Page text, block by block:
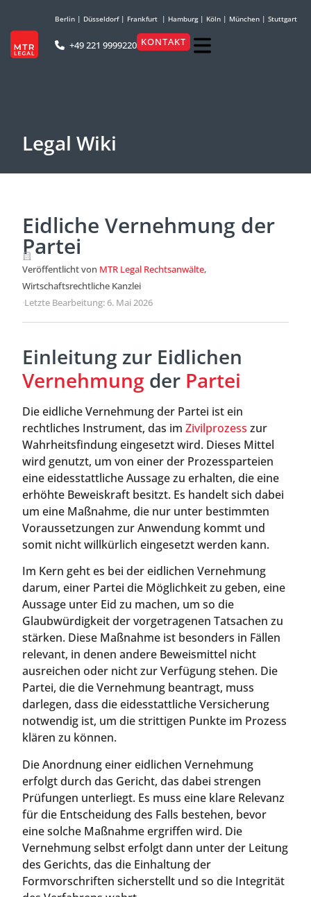
Berlin | Düsseldorf| Frankfurt | Hamburg| Köln | München | Stuttgart
+49 221 9999220 KONTAKT
Legal Wiki
Eidliche Vernehmung der
Partei
Veröffentlicht von MTR Legal Rechtsanwälte,
Wirtschaftsrechtliche Kanzlei
·Letzte Bearbeitung: 6. Mai 2026
Einleitung zur Eidlichen
Vernehmung der Partei
Die eidliche Vernehmung der Partei ist ein
rechtliches Instrument, das im Zivilprozess zur
Wahrheitsfindung eingesetzt wird. Dieses Mittel
wird genutzt, um von einer der Prozessparteien
eine eidesstattliche Aussage zu erhalten, die eine
erhöhte Beweiskraft besitzt. Es handelt sich dabei
um eine Maßnahme, die nur unter bestimmten
Voraussetzungen zur Anwendung kommt und
somit nicht willkürlich eingesetzt werden kann.
Im Kern geht es bei der eidlichen Vernehmung
darum, einer Partei die Möglichkeit zu geben, eine
Aussage unter Eid zu machen, um so die
Glaubwürdigkeit der vorgetragenen Tatsachen zu
stärken. Diese Maßnahme ist besonders in Fällen
relevant, in denen andere Beweismittel nicht
ausreichen oder nicht zur Verfügung stehen. Die
Partei, die die Vernehmung beantragt, muss
darlegen, dass die eidesstattliche Versicherung
notwendig ist, um die strittigen Punkte im Prozess
klären zu können.
Die Anordnung einer eidlichen Vernehmung
erfolgt durch das Gericht, das dabei strengen
Prüfungen unterliegt. Es muss eine klare Relevanz
für die Entscheidung des Falls bestehen, bevor
eine solche Maßnahme ergriffen wird. Die
Vernehmung selbst erfolgt dann unter der Leitung
des Gerichts, das die Einhaltung der
Formvorschriften sicherstellt und so die Integrität